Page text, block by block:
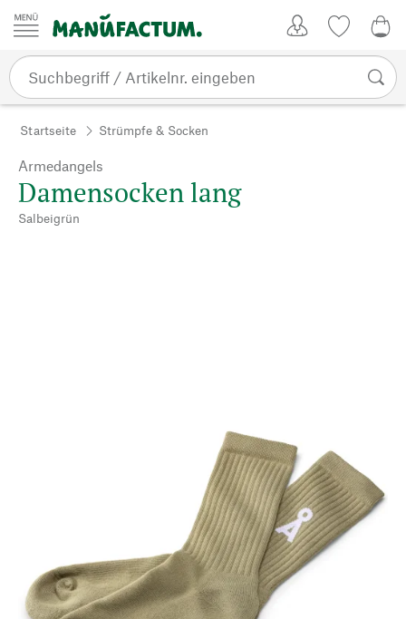
Zum Inhalt springen
Startseite Strümpfe & Socken
Armedangels
Damensocken lang
Salbeigrün